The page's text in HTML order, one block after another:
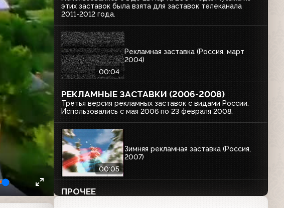
этих заставок была взята для заставок телеканала
2011-2012 года.
00:04
Рекламная заставка (Россия, март
2004)
РЕКЛАМНЫЕ ЗАСТАВКИ (2006-2008)
Третья версия рекламных заставок с видами России.
Использовались с мая 2006 по 23 февраля 2008.
00:05
Зимняя рекламная заставка (Россия,
2007)
ПРОЧЕЕ